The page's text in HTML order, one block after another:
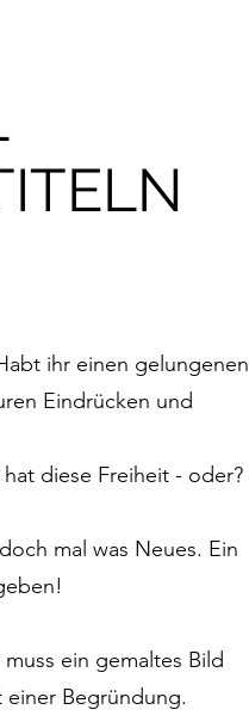
ihr einen gelungenen
Eindrücken und
diese Freiheit - oder?
mal was Neues. Ein
ein gemaltes Bild
Begründung.